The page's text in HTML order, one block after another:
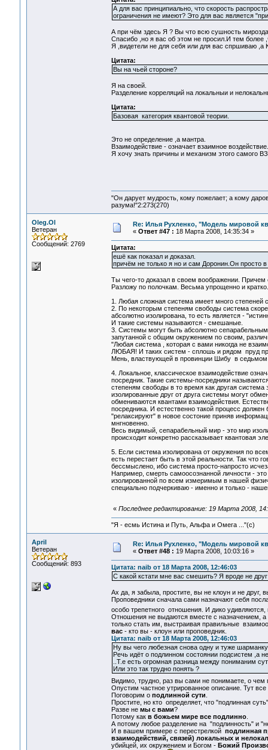
А для вас принципиально, что скорость
ограничения не имеют? Это для вас является
А пpи чём здесь Я ? Вы что всю сушность
Спасибо ,но я вас об этом не просил.И тем более
Я ,видетeли не для себя или для вас
Цитата:
Вы на чьей стороне?
Я на своей.
Разделение корреляций на локальныи и
Цитата:
Базовая категория квантовой теории.
Это не определение ,а мантра.
Взаимодействие - означает взаимное воздействие.
Я хочу знать причины и механизм этого
"Он дарует мудрость, кому пожелает; а кому
разума!"2:273(270)
Oleg.Ol
Ветеран
Сообщений: 2769
Re: Илья Рухленко, "Модель мировой
« Ответ #47 : 18 Марта 2008, 14:35:34 »
Цитата:
ешё как показал и доказал.
причём не только я но и сам Доронин.Он просто в
Ты чего-то доказал в своем воображении.
Разложу по полочкам. Весьма упрощенно и кратко.
1. Любая сложная система имеет много степеней
2. По некоторым степеням свободы система
абсолютно изолирована, то есть является -
И такие системы называются - смешаные.
3. Системы могут быть абсолютно
запутанной с общим окружением по своим,
"Любая система , которая с вами никогда не
ЛЮБАЯ! И таких систем - сплошь и рядом пруд
Мень, властвующей в провинции Шибу в седьмом
4. Локальное, классическое взаимодействие
посредник. Такие системы-посредники
степеням свободы в то время как другая
изолированные друг от друга системы могут
обмениваются квантами взаимодействия.
посредника. И естественно такой процесс
"релаксируют" в новое состоние приняв
мнгновенно.
Весь видимый, сепарабельный мир - это мир
происходит конкретно рассказывает квантовая
5. Если система изолирована от окружения по
есть перестает быть в этой реальности. Так что
бессмыслено, ибо система просто-напросто
Например, смерть самоосознанной личности -
изолированной по всем измеримым в нашей
специально подчеркиваю - именно и только -
« Последнее редактирование: 19 Марта 2008,
"Я - есмь Истина и Путь, Альфа и Омега ..."(с)
April
Ветеран
Сообщений: 893
Re: Илья Рухленко, "Модель мировой
« Ответ #48 : 19 Марта 2008, 10:03:16 »
Цитата: naib от 18 Марта 2008, 12:46:03
С какой кстати мне вас смешить? Я вроде не
Ах да, я забыла, простите, вы не клоун и не друг,
Проповедники сначала сами назначают себя
особо трепетного отношения. И дико
Отношения не выдаются вместе с назначением, а
только стать им, выстраивая правильные
вас - кто вы - клоун или проповедник.
Цитата: naib от 18 Марта 2008, 12:46:03
Ну вы чего любезная снова одну и туже
Речь идёт о подлинном состоянии подсистем ,а
..Т.е есть огромная разница между пониманим
Или это так трудно понять ?
Видимо, трудно, раз вы сами не понимаете, о
Опустим частное утрированное описание. Тут все
Поговорим о подлинной сути
Простите, но кто определяет, что "подлинная
Разве не мы с вами?
Потому как в божьем мире все подлинно.
А потому любое разделение на "подлинность" и
И в вашем примере с перестрелкой подлинная
взаимодействий, связей) локальных и
убийцей, их окружением и Богом - Божий